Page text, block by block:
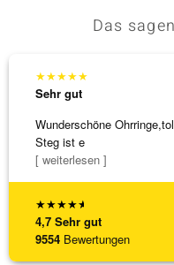
Das
★★★★★
4,7 Sehr gut
9554 Bewertungen
★★★★★
Sehr gut
Wunderschöne
Steg ist e
[ weiterlesen ]